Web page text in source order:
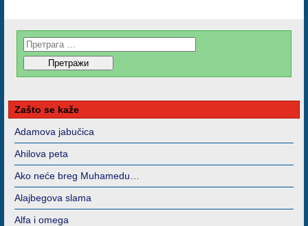
Zašto se kaže
Adamova jabučica
Ahilova peta
Ako neće breg Muhamedu…
Alajbegova slama
Alfa i omega